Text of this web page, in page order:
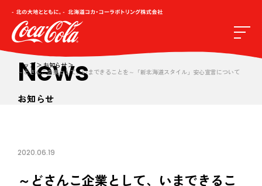
トップ
お知らせ
～どさんこ企業として、いまできることを～「新北海道スタイル」安心宣言について
News
お知らせ
2020.06.19
～どさんこ企業として、いまできるこ